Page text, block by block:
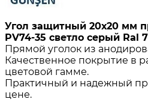
Угол защитный 20х20 мм
PV74-35 светло серый Ral
Прямой уголок из
Качественное покрытие в
цветовой гамме.
Практичный и надежный
цене.